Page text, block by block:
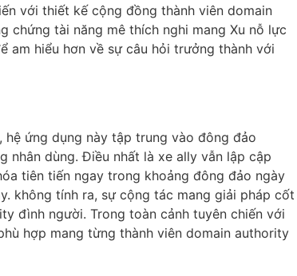
với thiết kế cộng đồng thành viên domain
chứng tài năng mê thích nghi mang Xu nỗ lực
am hiểu hơn về sự câu hỏi trưởng thành với
ứng dụng này tập trung vào đông đảo
dùng. Điều nhất là xe ally vẫn lập cập
tiên tiến ngay trong khoảng đông đảo ngày
không tính ra, sự cộng tác mang giải pháp cốt
đình người. Trong toàn cảnh tuyên chiến với
hợp mang từng thành viên domain authority